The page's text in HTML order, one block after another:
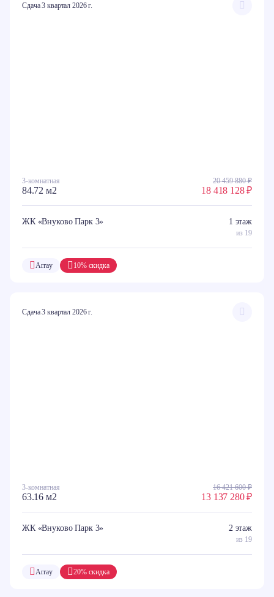
Сдача 3 квартал 2026 г.
3-комнатная
84.72 м2
20 459 880 ₽
18 418 128 ₽
ЖК «Внуково Парк 3» 1 этаж
из 19
10% скидка
Array
Сдача 3 квартал 2026 г.
3-комнатная
63.16 м2
16 421 600 ₽
13 137 280 ₽
ЖК «Внуково Парк 3» 2 этаж
из 19
20% скидка
Array